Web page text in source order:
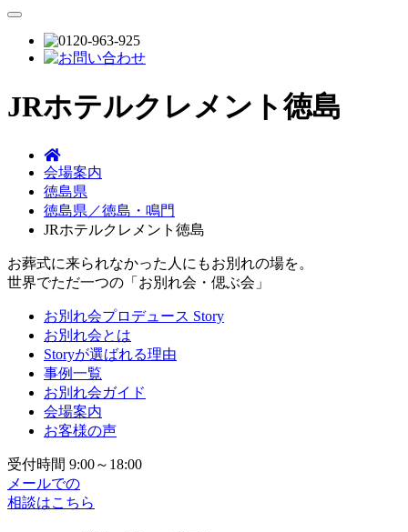
JRホテルクレメント徳島
会場案内
徳島県
徳島県／徳島・鳴門
JRホテルクレメント徳島
お葬式に来られなかった人にもお別れの場を。
世界でただ一つの「お別れ会・偲ぶ会」
お別れ会プロデュース Story
お別れ会とは
Storyが選ばれる理由
事例一覧
お別れ会ガイド
会場案内
お客様の声
受付時間 9:00～18:00
メールでの
相談はこちら